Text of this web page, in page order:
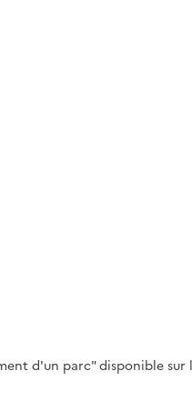
d'un parc" disponible sur